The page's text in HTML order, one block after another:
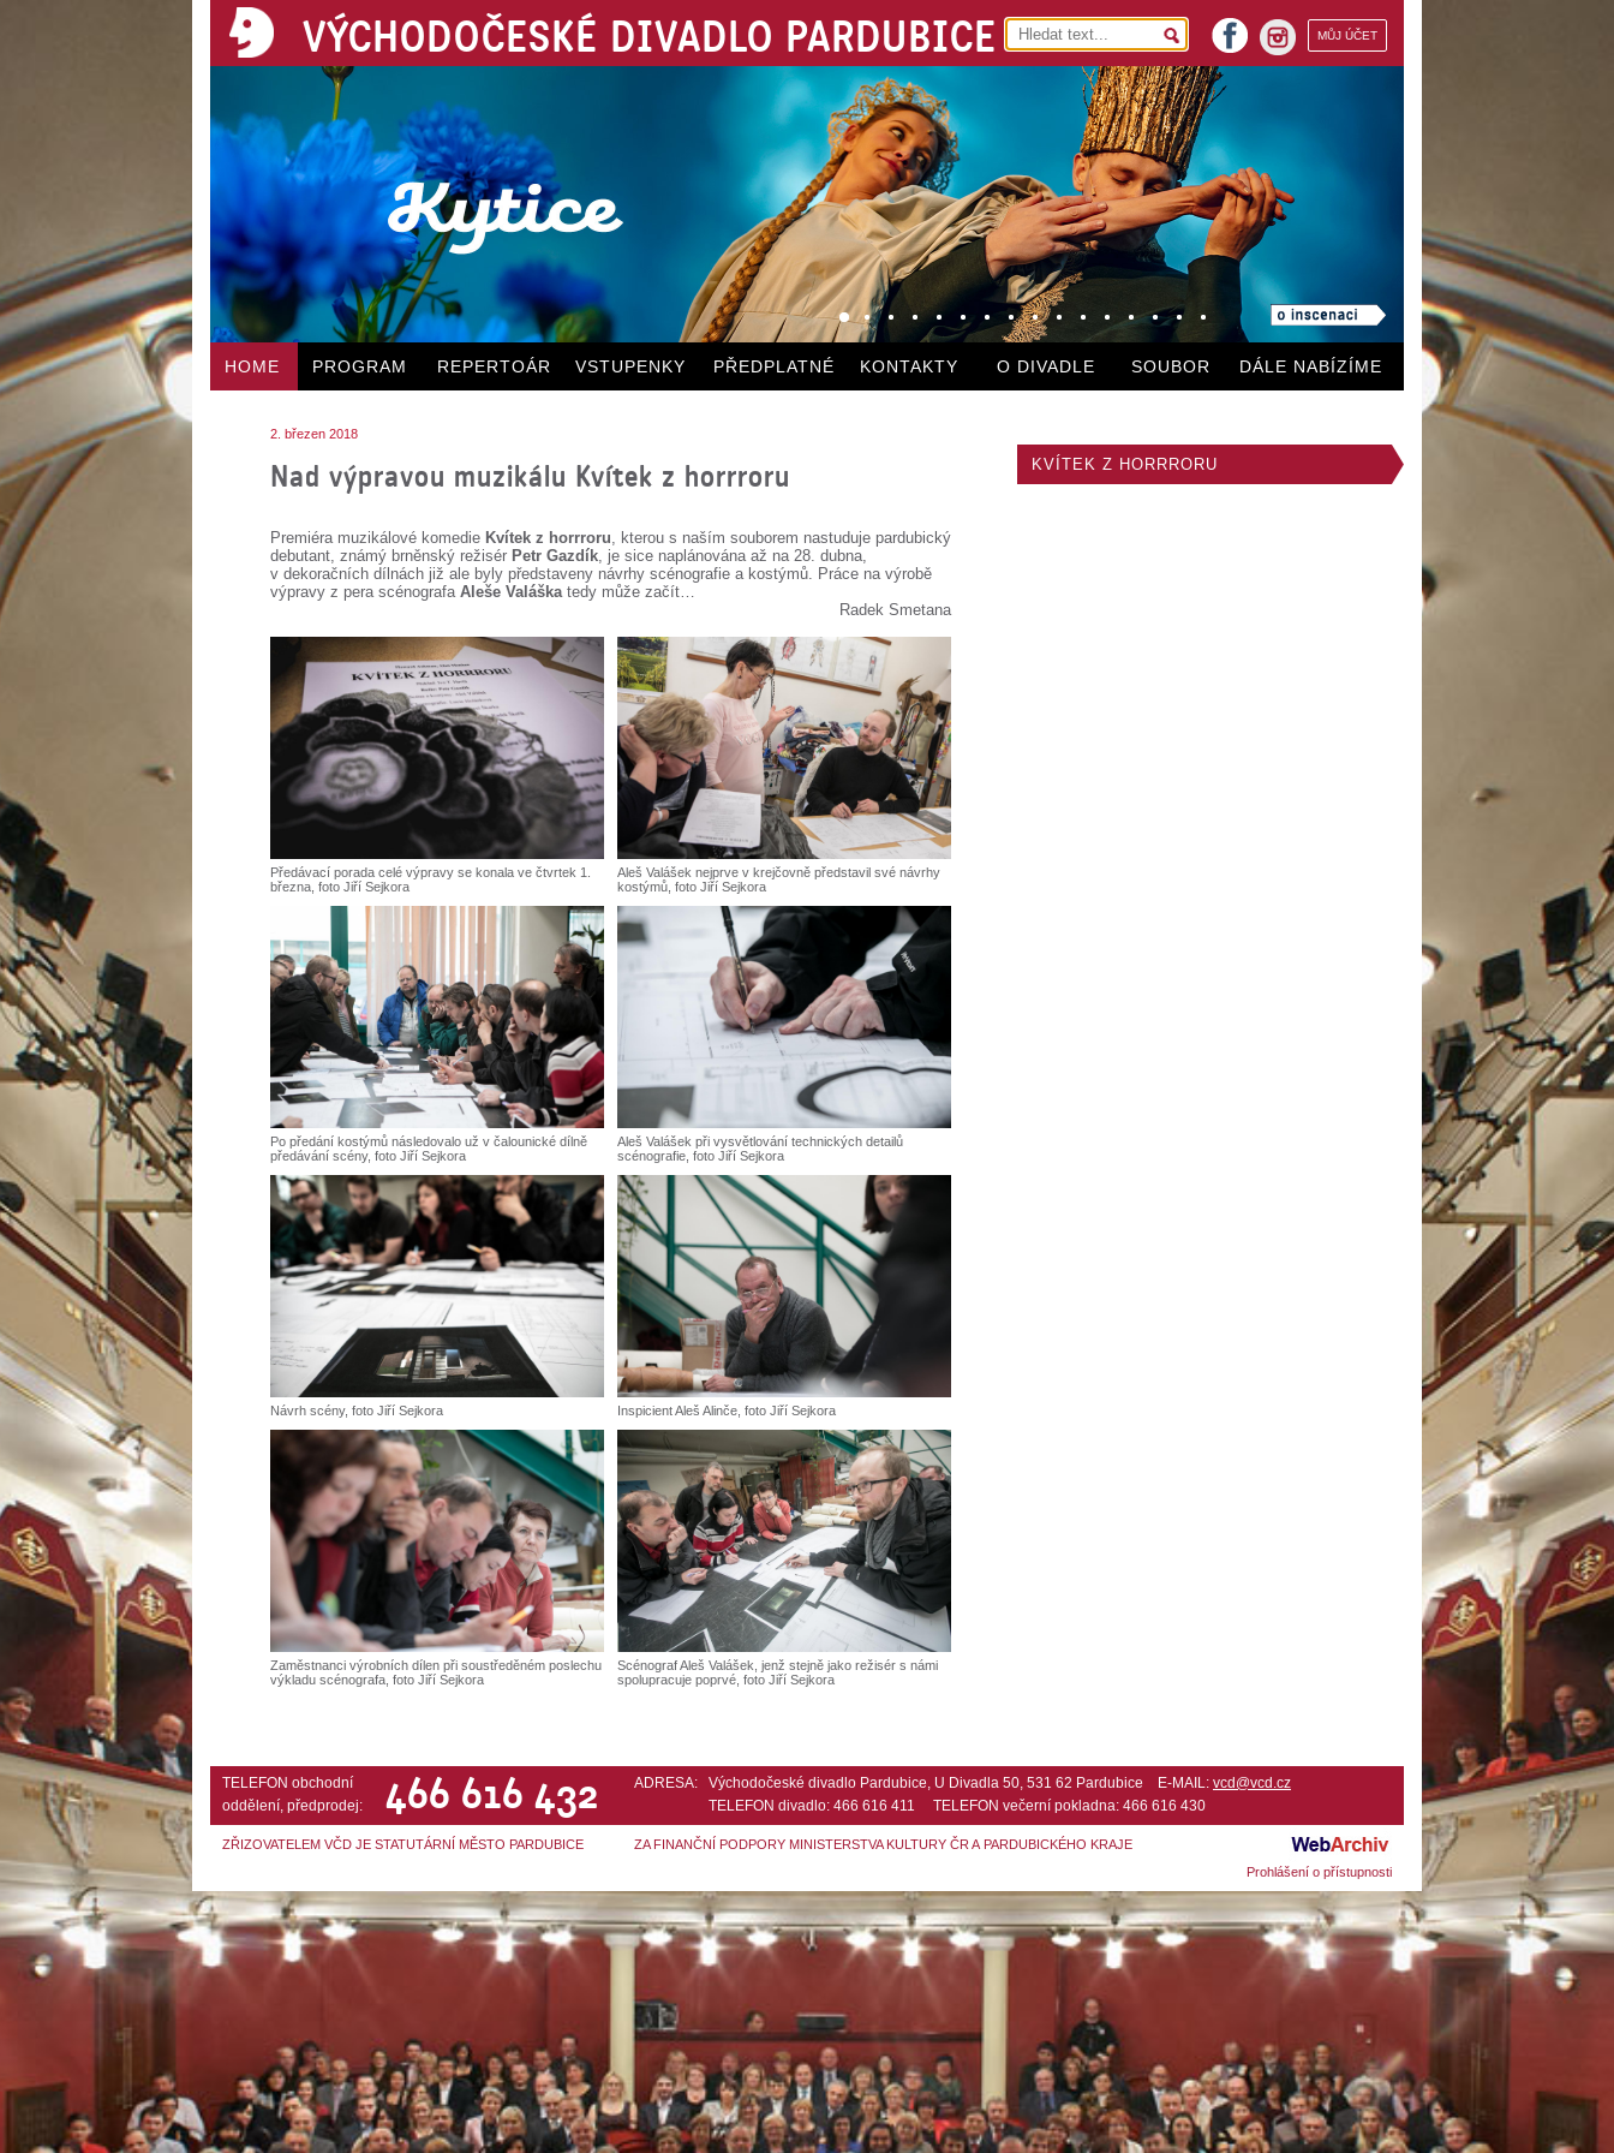
VÝCHODOČESKÉ DIVADLO PARDUBICE MŮJ ÚČET
instagram
facebook
HOME PROGRAM REPERTOÁR VSTUPENKY PŘEDPLATNÉ KONTAKTY O DIVADLE SOUBOR DÁLE NABÍZÍME
2. březen 2018
Nad výpravou muzikálu Kvítek z horrroru
Premiéra muzikálové komedie Kvítek z horrroru, kterou s naším souborem nastuduje pardubický
debutant, známý brněnský režisér Petr Gazdík, je sice naplánována až na 28. dubna,
v dekoračních dílnách již ale byly představeny návrhy scénografie a kostýmů. Práce na výrobě
výpravy z pera scénografa Aleše Valáškatedy může začít…
Radek Smetana
Předávací porada celé výpravy se konala ve čtvrtek 1.
března, foto Jiří Sejkora
Aleš Valášek nejprve v krejčovně představil své návrhy
kostýmů, foto Jiří Sejkora
Po předání kostýmů následovalo už v čalounické dílně
předávání scény, foto Jiří Sejkora
Aleš Valášek při vysvětlování technických detailů
scénografie, foto Jiří Sejkora
Návrh scény, foto Jiří Sejkora Inspicient Aleš Alinče, foto Jiří Sejkora
Zaměstnanci výrobních dílen při soustředěném poslechu
výkladu scénografa, foto Jiří Sejkora
Scénograf Aleš Valášek, jenž stejně jako režisér s námi
spolupracuje poprvé, foto Jiří Sejkora
KVÍTEK Z HORRRORU
TELEFON obchodní
oddělení, předprodej:
466 616 432 ADRESA: Východočeské divadlo Pardubice, U Divadla 50, 531 62 Pardubice E-MAIL: vcd@vcd.cz
TELEFON divadlo: 466 616 411 TELEFON večerní pokladna: 466 616 430
ZŘIZOVATELEM VČD JE STATUTÁRNÍ MĚSTO PARDUBICE
ZA FINANČNÍ PODPORY MINISTERSTVA KULTURY ČR A PARDUBICKÉHO KRAJE
Prohlášení o přístupnosti